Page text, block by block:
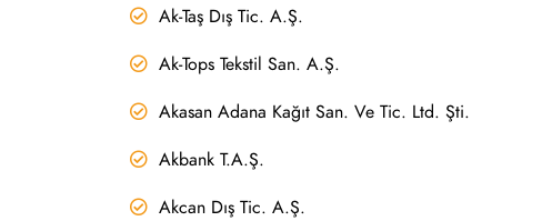
Ak-Taş Dış Tic. A.Ş.
Ak-Tops Tekstil San. A.Ş.
Akasan Adana Kağıt San. Ve Tic. Ltd. Şti.
Akbank T.A.Ş.
Akcan Dış Tic. A.Ş.